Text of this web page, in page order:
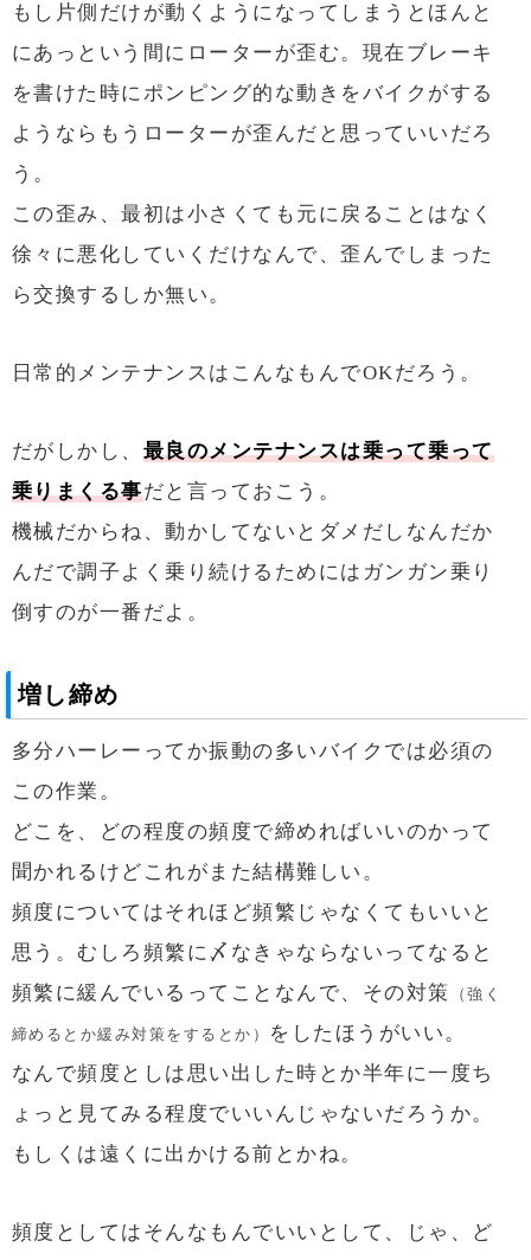
もし片側だけが動くようになってしまうとほんと
にあっという間にローターが歪む。現在ブレーキ
を書けた時にポンピング的な動きをバイクがする
ようならもうローターが歪んだと思っていいだろ
う。
この歪み、最初は小さくても元に戻ることはなく
徐々に悪化していくだけなんで、歪んでしまった
ら交換するしか無い。
日常的メンテナンスはこんなもんでOKだろう。
だがしかし、 最良のメンテナンスは乗って乗って
乗りまくる事だと言っておこう。
機械だからね、動かしてないとダメだしなんだか
んだで調子よく乗り続けるためにはガンガン乗り
倒すのが一番だよ。
増し締め
多分ハーレーってか振動の多いバイクでは必須の
この作業。
どこを、どの程度の頻度で締めればいいのかって
聞かれるけどこれがまた結構難しい。
頻度についてはそれほど頻繁じゃなくてもいいと
思う。むしろ頻繁に〆なきゃならないってなると
頻繁に緩んでいるってことなんで、その対策
（強く
締めるとか緩み対策をするとか）
をしたほうがいい。
なんで頻度としは思い出した時とか半年に一度ち
ょっと見てみる程度でいいんじゃないだろうか。
もしくは遠くに出かける前とかね。
頻度としてはそんなもんでいいとして、じゃ、ど